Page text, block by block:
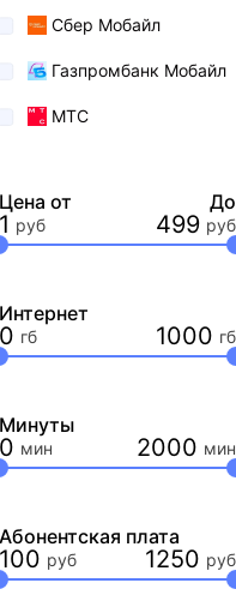
Сбер Мобайл
Газпромбанк Мобайл
МТС
Цена от До
1 499
Интернет
0 1000
Минуты
0 2000
Абонентская плата
100 1250